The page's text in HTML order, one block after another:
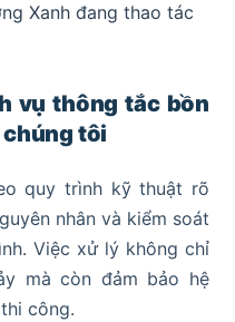
Xanh đang thao tác
vụ thông tắc bồn
chúng tôi
quy trình kỹ thuật rõ
nhân và kiểm soát
Việc xử lý không chỉ
mà còn đảm bảo hệ
công.